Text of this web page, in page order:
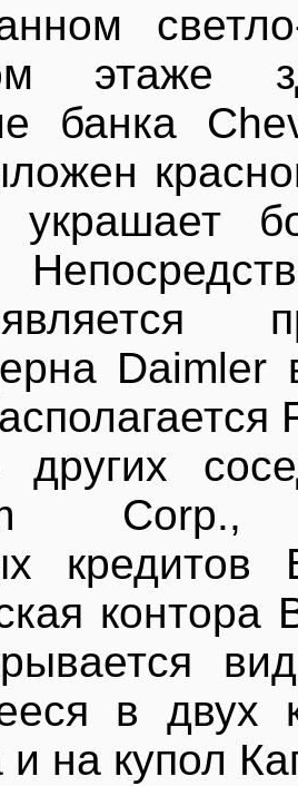
этаже
банка
Corp.,
кредитов
контора
в двух
на купол